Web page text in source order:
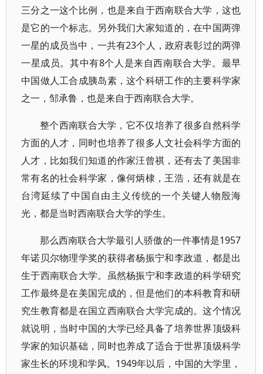
三分之一这个比例，也是来自于西南联合大学，这也
是它的一个标志。另外我们大家知道的，在中国两弹
一星的成员当中，一共有23个人，政府表彰过的两弹
一星成员。其中有8个人是来自西南联合大学。最早
中国做人工合成胰岛素，这个科研工作的主要科学家
之一，邹承鲁，也是来自于西南联合大学。
整个西南联合大学，它不仅培养了很多自然科学
方面的人才，同时也培养了很多人文社会科学方面的
人才，比如我们知道的作家汪曾祺，还有去了美国非
常有名的社会科学家，像何炳棣，王浩，还有就是在
台湾延续了中国自由主义传统的一个关键人物殷海
光，都是当时西南联合大学的学生。
那么西南联合大学最引人骄傲的一件事情是1957
年诺贝尔物理学奖的获得者杨振宁和李政道，都是出
生于西南联合大学。虽然杨振宁和李政道的科学研究
工作最终是在美国完成的，但是他们的本科教育和研
究生教育都是在国立西南联合大学完成的。这个情况
就说明，当时中国的大学已经具备了培养世界顶级科
学家的知识基础，同时也养成了适合于世界顶级科学
家生长的环境和学风。1949年以后，中国的大学里，